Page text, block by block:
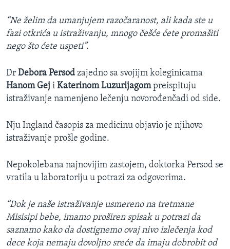
“Ne želim da umanjujem razočaranost, ali kada ste u
fazi otkrića u istraživanju, mnogo češće ćete promašiti
nego što ćete uspeti”.
Dr Debora Persod zajedno sa svojijm koleginicama
Hanom Gej i Katerinom Luzurijagompreispituju
istraživanje namenjeno lečenju novorođenčadi od side.
Nju Ingland časopis za medicinu objavio je njihovo
istraživanje prošle godine.
Nepokolebana najnovijim zastojem, doktorka Persod se
vratila u laboratoriju u potrazi za odgovorima.
“Dok je naše istraživanje usmereno na tretmane
Misisipi bebe, imamo proširen spisak u potrazi da
saznamo kako da dostignemo ovaj nivo izlečenja kod
dece koja nemaju dovoljno sreće da imaju dobrobit od